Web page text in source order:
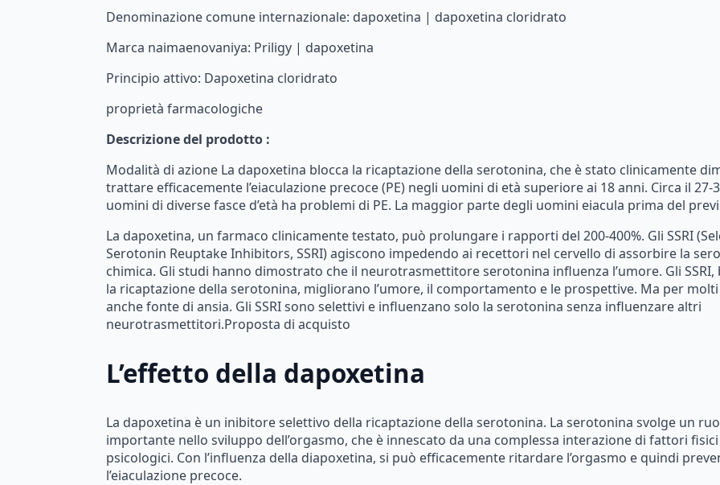
Denominazione comune internazionale: dapoxetina | dapoxetina cloridrato
Marca naimaenovaniya: Priligy | dapoxetina
Principio attivo: Dapoxetina cloridrato
proprietà farmacologiche
Descrizione del prodotto :
Modalità di azione La dapoxetina blocca la ricaptazione della serotonina, che èstato clinicamente
trattare efficacemente l’eiaculazione precoce(PE) negli uomini di età superioreai 18anni. Circa il 27-
uomini di diversefasce d’età ha problemi di PE. La maggior parte degli uomini eiacula prima del
La dapoxetina, un farmaco clinicamentetestato, può prolungare i rapporti del 200-400%. Gli SSRI
Serotonin ReuptakeInhibitors, SSRI)agiscono impedendo ai recettori nel cervello di assorbire la
chimica. Gli studi hanno dimostrato che il neurotrasmettitoreserotonina influenza l’umore. Gli SSRI,
la ricaptazione della serotonina, migliorano l’umore, il comportamento e le prospettive. Ma per molti
anchefonte di ansia. Gli SSRIsono selettivi e influenzano solo la serotonina senza influenzarealtri
neurotrasmettitori.Proposta di acquisto
L’effetto della dapoxetina
La dapoxetina è un inibitoreselettivo della ricaptazione della serotonina. La serotonina svolge un
importante nello sviluppo dell’orgasmo, che è innescato da una complessa interazione di fattori fisici
psicologici. Con l’influenza della diapoxetina, si può efficacemente ritardare l’orgasmo e quindi
l’eiaculazione precoce.